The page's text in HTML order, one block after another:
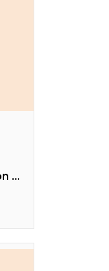
AcademyX Education Hub